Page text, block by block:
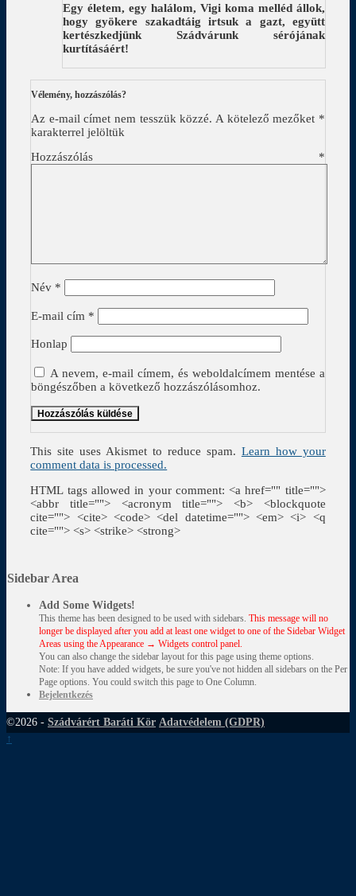
Egy életem, egy halálom, Vigi koma melléd állok,
hogy gyökere szakadtáig irtsuk a gazt, együtt
kertészkedjünk Szádvárunk sérójának
kurtításáért!
Vélemény, hozzászólás?
Az e-mail címet nem tesszük közzé. A kötelező mezőket *
karakterrel jelöltük
Hozzászólás *
Név *
E-mail cím *
Honlap
A nevem, e-mail címem, és weboldalcímem mentése a
böngészőben a következő hozzászólásomhoz.
This site uses Akismet to reduce spam. Learn how your
comment data is processed.
HTML tags allowed in your comment: <a href="" title="">
<abbr title=""> <acronym title=""> <b> <blockquote
cite=""> <cite> <code> <del datetime=""> <em> <i> <q
cite=""> <s> <strike> <strong>
Sidebar Area
Add Some Widgets!
This theme has been designed to be used with sidebars. This message will no
longer be displayed after you add at least one widget to one of the Sidebar Widget
Areas using the Appearance → Widgets control panel.
You can also change the sidebar layout for this page using theme options.
Note: If you have added widgets, be sure you've not hidden all sidebars on the Per
Page options. You could switch this page to One Column.
Bejelentkezés
©2026 - Szádvárért Baráti Kör Adatvédelem (GDPR)
↑